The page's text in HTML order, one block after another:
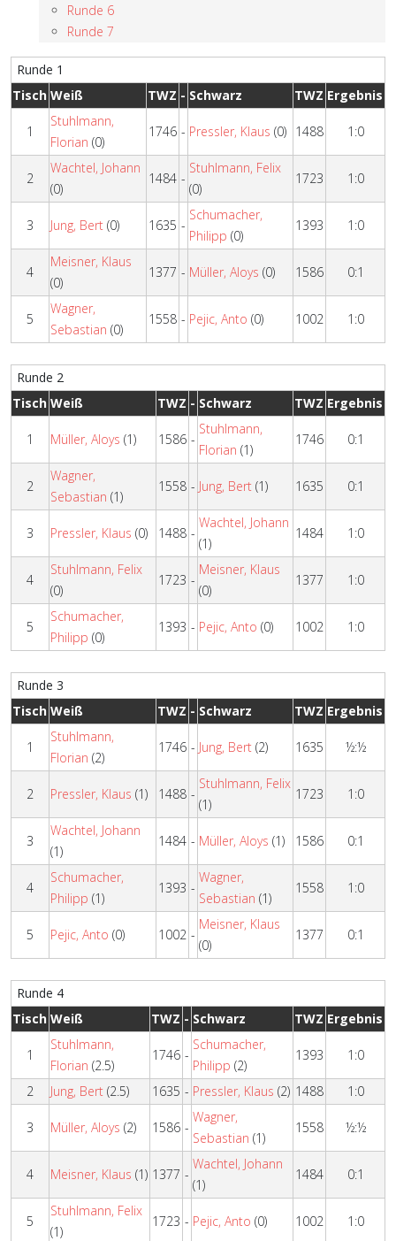
Runde 6
Runde 7
Runde 1
Tisch Weiß TWZ - Schwarz TWZ Ergebnis
1
Stuhlmann,
Florian (0)
1746 - Pressler, Klaus (0) 1488 1:0
2
Wachtel, Johann
(0)
1484 -
Stuhlmann, Felix
(0)
1723 1:0
3 Jung, Bert (0) 1635 -
Schumacher,
Philipp (0)
1393 1:0
4
Meisner, Klaus
(0)
1377 - Müller, Aloys (0) 1586 0:1
5
Wagner,
Sebastian (0)
1558 - Pejic, Anto (0) 1002 1:0
Runde 2
Tisch Weiß TWZ - Schwarz TWZ Ergebnis
1 Müller, Aloys (1) 1586 -
Stuhlmann,
Florian (1)
1746 0:1
2
Wagner,
Sebastian (1)
1558 - Jung, Bert (1) 1635 0:1
3 Pressler, Klaus (0) 1488 -
Wachtel, Johann
(1)
1484 1:0
4
Stuhlmann, Felix
(0)
1723 -
Meisner, Klaus
(0)
1377 1:0
5
Schumacher,
Philipp (0)
1393 - Pejic, Anto (0) 1002 1:0
Runde 3
Tisch Weiß TWZ - Schwarz TWZ Ergebnis
1
Stuhlmann,
Florian (2)
1746 - Jung, Bert (2) 1635 ½:½
2 Pressler, Klaus (1) 1488 -
Stuhlmann, Felix
(1)
1723 1:0
3
Wachtel, Johann
(1)
1484 - Müller, Aloys (1) 1586 0:1
4
Schumacher,
Philipp (1)
1393 -
Wagner,
Sebastian (1)
1558 1:0
5 Pejic, Anto (0) 1002 -
Meisner, Klaus
(0)
1377 0:1
Runde 4
Tisch Weiß TWZ - Schwarz TWZ Ergebnis
1
Stuhlmann,
Florian (2.5)
1746 -
Schumacher,
Philipp (2)
1393 1:0
2 Jung, Bert (2.5) 1635 - Pressler, Klaus (2) 1488 1:0
3 Müller, Aloys (2) 1586 -
Wagner,
Sebastian (1)
1558 ½:½
4 Meisner, Klaus (1) 1377 -
Wachtel, Johann
(1)
1484 0:1
5
Stuhlmann, Felix
(1)
1723 - Pejic, Anto (0) 1002 1:0